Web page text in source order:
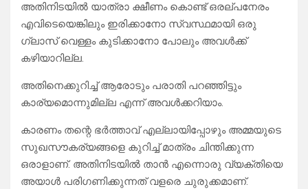
അതിനിടയിൽ യാത്രാ ക്ഷീണം കൊണ്ട് ഒരല്പനേരം
എവിടെയെങ്കിലും ഇരിക്കാനോ സ്വസ്ഥമായി ഒരു
ഗ്ലാസ് വെള്ളം കുടിക്കാനോ പോലും അവൾക്ക്
കഴിയാറില്ല.
അതിനെക്കുറിച്ച് ആരോടും പരാതി പറഞ്ഞിട്ടും
കാര്യമൊന്നുമില്ല എന്ന് അവൾക്കറിയാം.
കാരണം തന്റെ ഭർത്താവ് എല്ലായിപ്പോഴും അമ്മയുടെ
സുഖസൗകര്യങ്ങളെ കുറിച്ച് മാത്രം ചിന്തിക്കുന്ന
ഒരാളാണ്. അതിനിടയിൽ താൻ എന്നൊരു വ്യക്തിയെ
അയാൾ പരിഗണിക്കുന്നത് വളരെ ചുരുക്കമാണ്.